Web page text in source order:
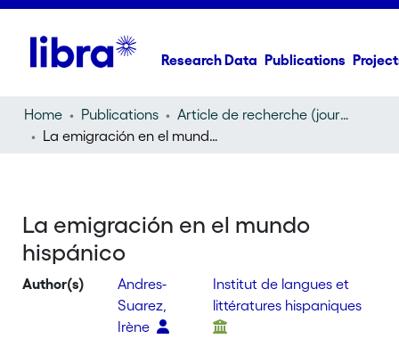
Research Data Publications
Home Publications
Article de recherche (journal article)
La emigración en el mundo hispánico
La emigración en el mundo
hispánico
Author(s)
Andres-
Suarez,
Irène
Institut de langues et
littératures hispaniques